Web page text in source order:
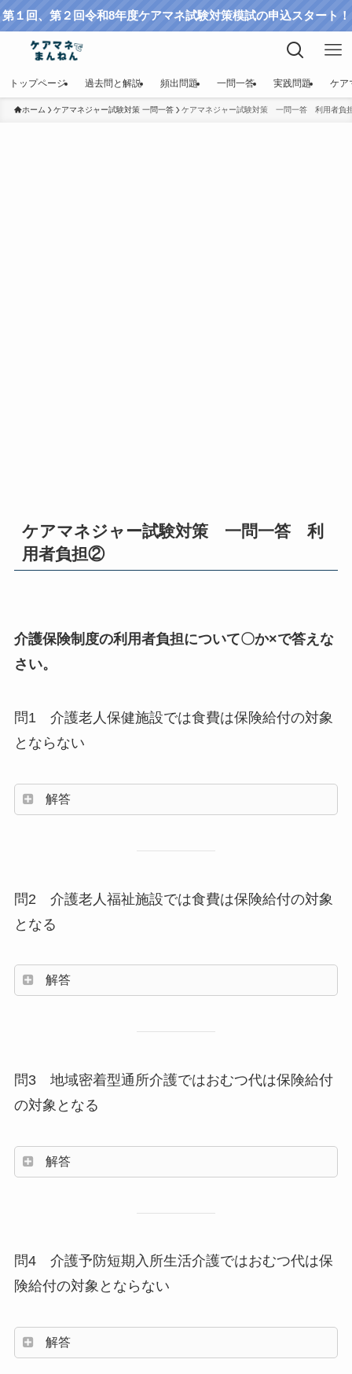
第１回、第２回令和8年度ケアマネ試験対策模試の申込スタート！
トップページ 過去問と解説 頻出問題 一問一答 実践問題 ケア
ホーム ケアマネジャー試験対策 一問一答 ケアマネジャー試験対策 一問一答 利用者負
ケアマネジャー試験対策 一問一答 利
用者負担②
介護保険制度の利用者負担について〇か×で答えな
さい。
問1 介護老人保健施設では食費は保険給付の対象
とならない
解答
問2 介護老人福祉施設では食費は保険給付の対象
となる
解答
問3 地域密着型通所介護ではおむつ代は保険給付
の対象となる
解答
問4 介護予防短期入所生活介護ではおむつ代は保
険給付の対象とならない
解答